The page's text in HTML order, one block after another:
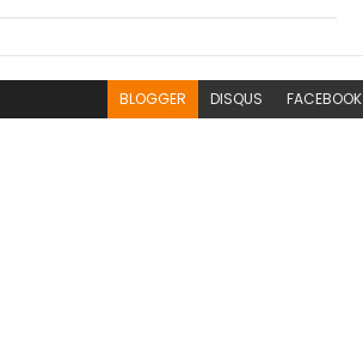
BLOGGER DISQUS FACEBOOK